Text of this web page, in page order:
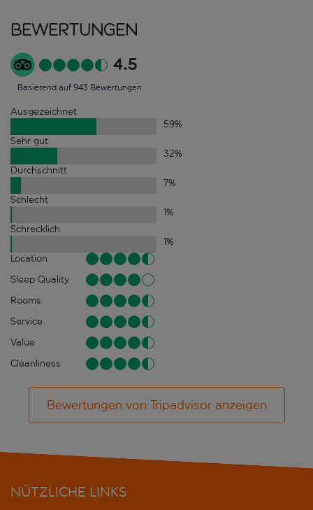
Bewertungen
4.5
Basierend auf 943 Bewertungen
Ausgezeichnet
59%
Sehr gut
32%
Durchschnitt
7%
Schlecht
1%
Schrecklich
1%
Location
Sleep Quality
Rooms
Service
Value
Cleanliness
Bewertungen von Tripadvisor anzeigen
NÜTZLICHE LINKS